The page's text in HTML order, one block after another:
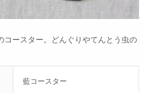
コースター。どんぐりやてんとう虫の
藍コースター